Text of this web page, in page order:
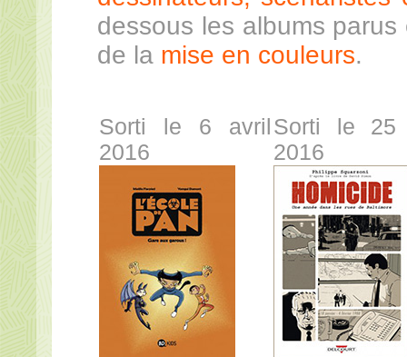
dessous les albums
de la mise en couleurs.
Sorti le 6 avril
2016
Sorti le 25
2016